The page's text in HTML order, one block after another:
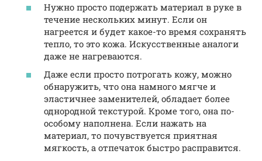
Нужно просто подержать материал в руке в
течение нескольких минут. Если он
нагреется и будет какое-то время сохранять
тепло, то это кожа. Искусственные аналоги
даже не нагреваются.
Даже если просто потрогать кожу, можно
обнаружить, что она намного мягче и
эластичнее заменителей, обладает более
однородной текстурой. Кроме того, она по-
особому наполнена. Если нажать на
материал, то почувствуется приятная
мягкость, а отпечаток быстро расправится.